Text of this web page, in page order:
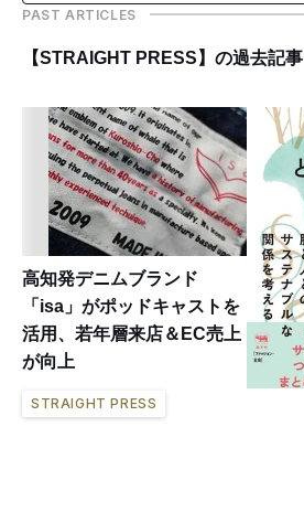
PAST ARTICLES
【STRAIGHT PRESS】の過去記事
高知発デニムブランド
「isa」がポッドキャストを
活用、若年層来店＆EC売上
が向上
STRAIGHT PRESS